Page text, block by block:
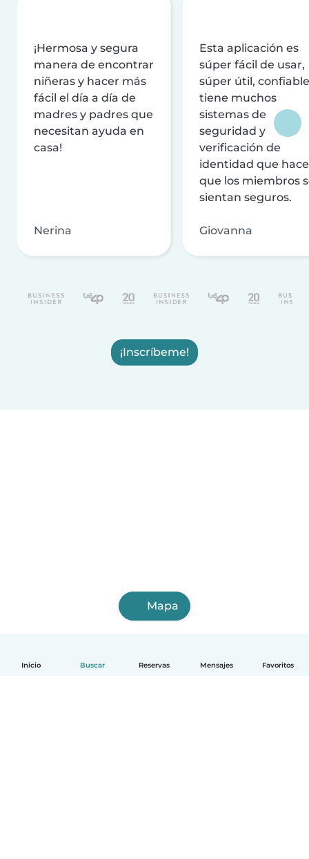
Inicio Buscar Reservas Mensajes Favoritos
¡Hermosa y segura
manera de encontrar
niñeras y hacer más
fácil el día a día de
madres y padres que
necesitan ayuda en
casa!
Nerina
Esta aplicación es
súper fácil de usar,
súper útil,
tiene muchos
sistemas de
seguridad y
verificación de
identidad que
que los miembros
sientan seguros.
Giovanna
¡Inscríbeme!
Mapa